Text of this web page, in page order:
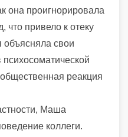
она проигнорировала
что привело к отеку
объясняла свои
реакция
Маша
коллеги.